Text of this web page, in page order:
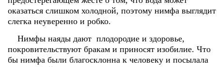
оказаться слишком холодной, поэтому нимфа выглядит
слегка неуверенно и робко.
Нимфы наяды дают плодородие и здоровье,
покровительствуют бракам и приносят изобилие. Что
бы нимфа были благосклонна к человеку и посылала